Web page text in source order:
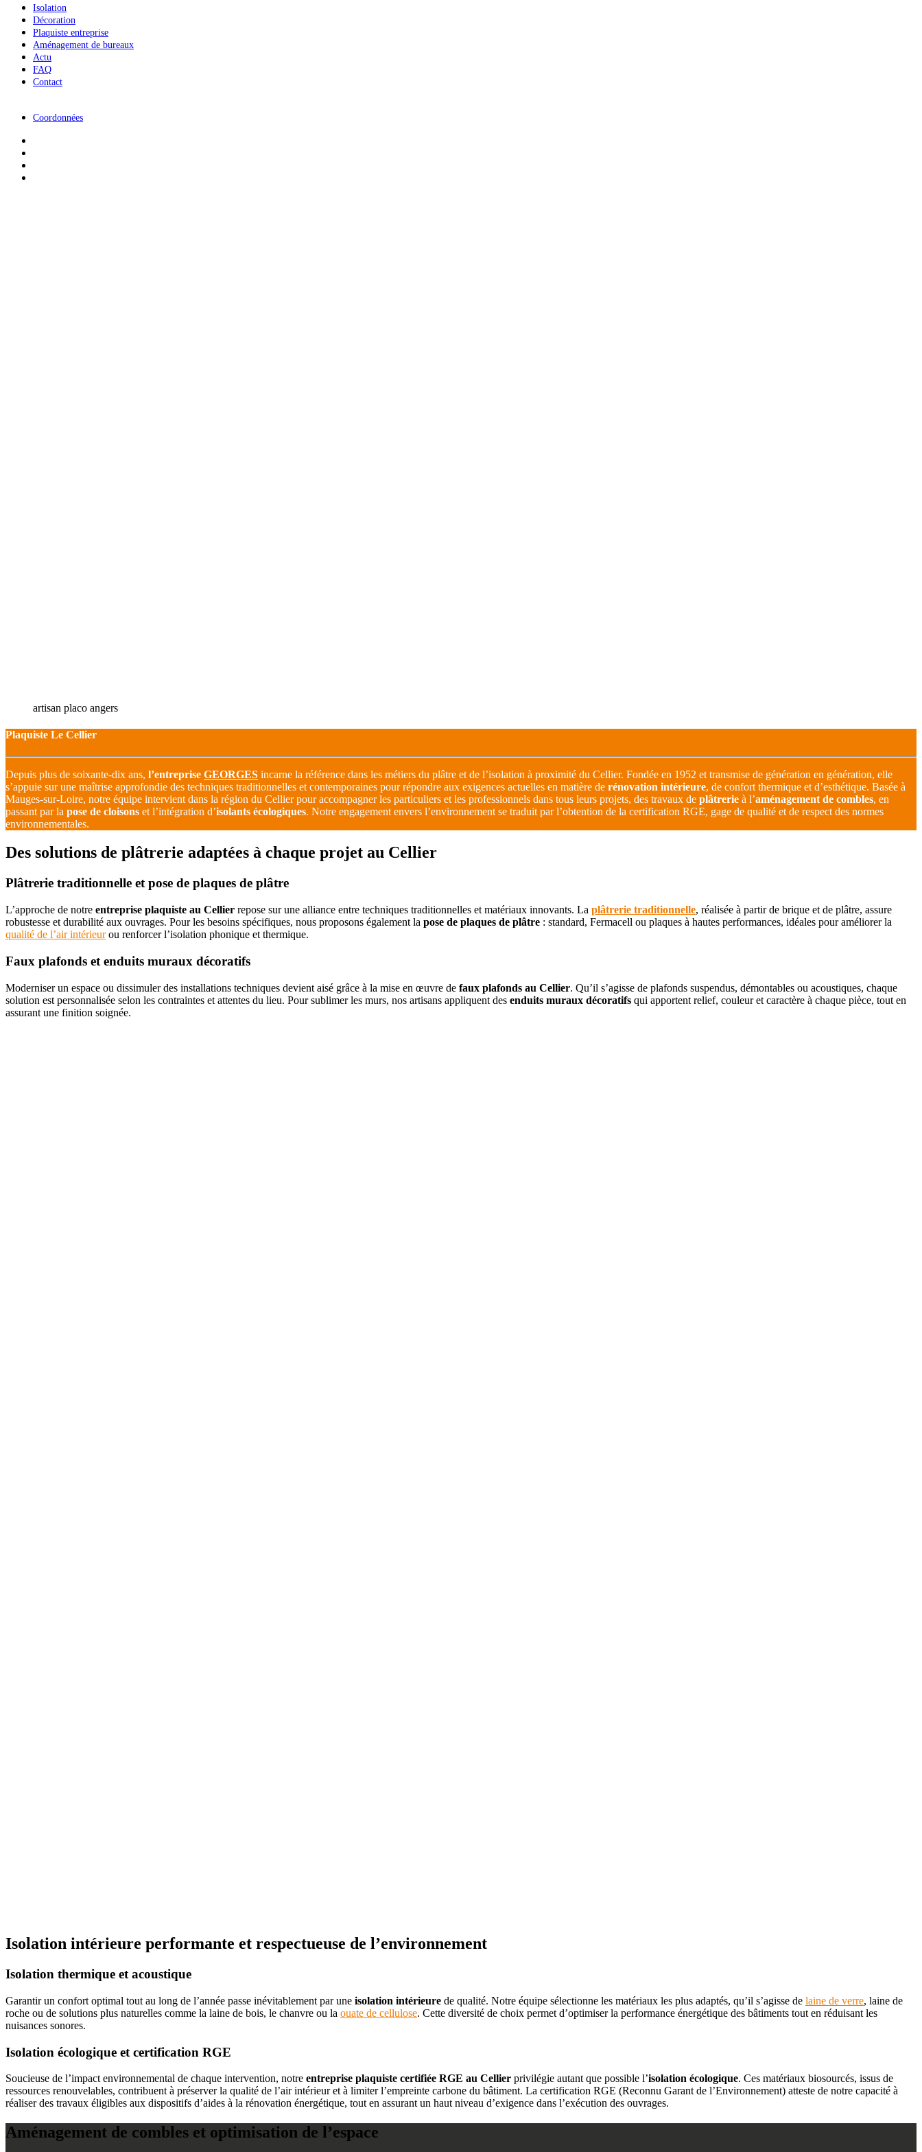
Isolation
Décoration
Plaquiste entreprise
Aménagement de bureaux
Actu
FAQ
Contact
Coordonnées
artisan placo angers
Plaquiste Le Cellier
Depuis plus de soixante-dix ans, l’entreprise GEORGES incarne la référence dans les métiers du plâtre et de l’isolation à proximité du Cellier. Fondée en 1952 et transmise de génération en génération, elle
s’appuie sur une maîtrise approfondie des techniques traditionnelles et contemporaines pour répondre aux exigences actuelles en matière de rénovation intérieure, de confort thermique et d’esthétique. Basée à
Mauges-sur-Loire, notre équipe intervient dans la région du Cellier pour accompagner les particuliers et les professionnels dans tous leurs projets, des travaux de plâtrerie à l’aménagement de combles, en
passant par la pose de cloisons et l’intégration d’isolants écologiques. Notre engagement envers l’environnement se traduit par l’obtention de la certification RGE, gage de qualité et de respect des normes
environnementales.
Des solutions de plâtrerie adaptées à chaque projet au Cellier
Plâtrerie traditionnelle et pose de plaques de plâtre
L’approche de notre entreprise plaquiste au Cellier repose sur une alliance entre techniques traditionnelles et matériaux innovants. La plâtrerie traditionnelle, réalisée à partir de brique et de plâtre, assure
robustesse et durabilité aux ouvrages. Pour les besoins spécifiques, nous proposons également la pose de plaques de plâtre : standard, Fermacell ou plaques à hautes performances, idéales pour améliorer la
qualité de l’air intérieurou renforcer l’isolation phonique et thermique.
Faux plafonds et enduits muraux décoratifs
Moderniser un espace ou dissimuler des installations techniques devient aisé grâce à la mise en œuvre de faux plafonds au Cellier. Qu’il s’agisse de plafonds suspendus, démontables ou acoustiques, chaque
solution est personnalisée selon les contraintes et attentes du lieu. Pour sublimer les murs, nos artisans appliquent des enduits muraux décoratifs qui apportent relief, couleur et caractère à chaque pièce, tout en
assurant une finition soignée.
Isolation intérieure performante et respectueuse de l’environnement
Isolation thermique et acoustique
Garantir un confort optimal tout au long de l’année passe inévitablement par une isolation intérieure de qualité. Notre équipe sélectionne les matériaux les plus adaptés, qu’il s’agisse de laine de verre, laine de
roche ou de solutions plus naturelles comme la laine de bois, le chanvre ou la ouate de cellulose. Cette diversité de choix permet d’optimiser la performance énergétique des bâtiments tout en réduisant les
nuisances sonores.
Isolation écologique et certification RGE
Soucieuse de l’impact environnemental de chaque intervention, notre entreprise plaquiste certifiée RGE au Cellier privilégie autant que possible l’isolation écologique. Ces matériaux biosourcés, issus de
ressources renouvelables, contribuent à préserver la qualité de l’air intérieur et à limiter l’empreinte carbone du bâtiment. La certification RGE (Reconnu Garant de l’Environnement) atteste de notre capacité à
réaliser des travaux éligibles aux dispositifs d’aides à la rénovation énergétique, tout en assurant un haut niveau d’exigence dans l’exécution des ouvrages.
Aménagement de combles et optimisation de l’espace